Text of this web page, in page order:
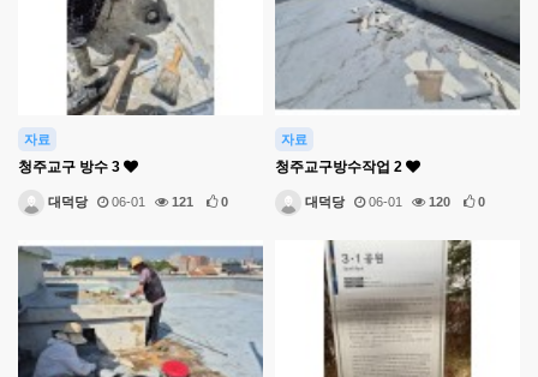
자료
청주교구 방수 3
대덕당 06-01 121 0
자료
청주교구방수작업 2
대덕당 06-01 120 0